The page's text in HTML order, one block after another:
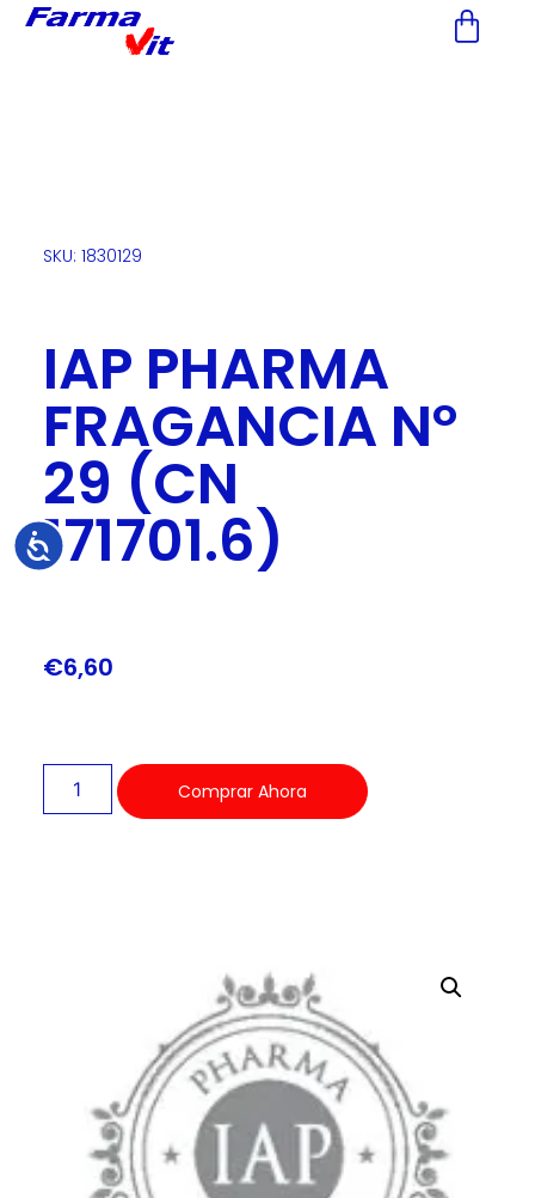
Nota:
accesibilidad.
Accesibilidad
SKU: 1830129
IAP PHARMA
FRAGANCIA Nº
29 (CN
171701.6)
€6,60
Comprar Ahora